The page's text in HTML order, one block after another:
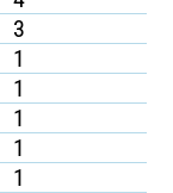
3
1
1
1
1
1